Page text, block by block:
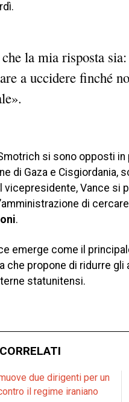
che la mia risposta
a uccidere finché
si sono opposti
di Gaza e
vicepresidente, Vance si
di
.
emerge come il
che propone di ridurre gli
statunitensi.